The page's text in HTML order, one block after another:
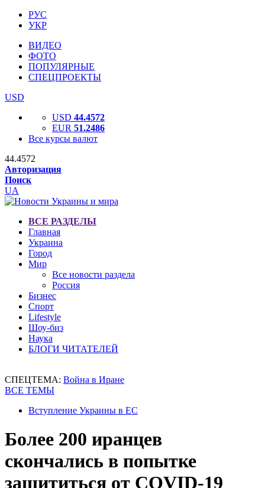
РУС
УКР
ВИДЕО
ФОТО
ПОПУЛЯРНЫЕ
СПЕЦПРОЕКТЫ
USD
USD 44.4572
EUR 51.2486
Все курсы валют
44.4572
Авторизация
Поиск
UA
ВСЕ РАЗДЕЛЫ
Главная
Украина
Город
Мир
Все новости раздела
Россия
Бизнес
Спорт
Lifestyle
Шоу-биз
Наука
БЛОГИ ЧИТАТЕЛЕЙ
СПЕЦТЕМА: Война в Иране
ВСЕ ТЕМЫ
Вступление Украины в ЕС
Более 200 иранцев
скончались в попытке
защититься от COVID-19